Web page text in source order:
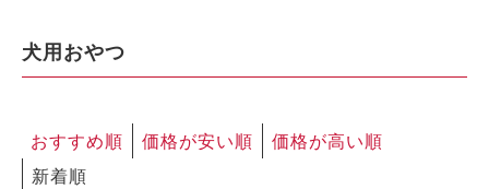
目的別に探す
犬用おやつ
おすすめ順 価格が安い順
価格が高い順
新着順